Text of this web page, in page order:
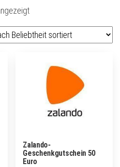
Nach
sortiert
Zalando-
Geschenkgutschein 50
Euro